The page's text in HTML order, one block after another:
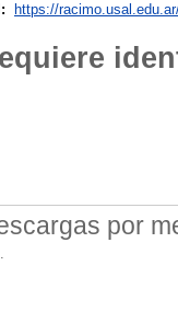
https://
por